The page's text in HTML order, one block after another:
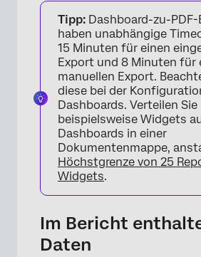
Tipp: Dashboard-zu-
haben unabhängige
15 Minuten für einen
Export und 8 Minuten für
manuellen Export.
diese bei der
Dashboards. Verteilen Sie
beispielsweise Widgets
Dashboards in einer
Dokumentenmappe,
Höchstgrenze von 25
Widgets.
Im Bericht
Daten